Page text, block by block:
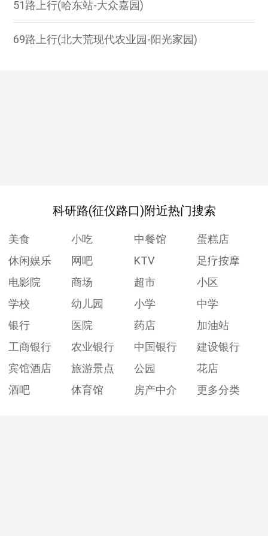
51路上行(哈东站-大众嘉园)
69路上行(北大荒现代农业园-阳光家园)
科研路(征仪路口)附近热门搜索
美食 小吃 中餐馆
蛋糕店
休闲娱乐
网吧 KTV
足疗按摩
电影院
商场 超市
小区
学校
幼儿园 小学
中学
银行
医院 药店
加油站
工商银行
农业银行 中国银行
建设银行
宾馆酒店
旅游景点 公园
花店
酒吧
体育馆 房产中介 更多分类